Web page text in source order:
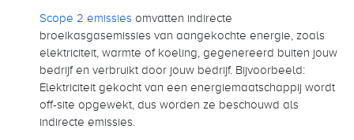
Scope 2 emissies omvatten indirecte
broeikasgasemissies van aangekochte energie, zoals
elektriciteit, warmte of koeling, gegenereerd buiten jouw
bedrijf en verbruikt door jouw bedrijf. Bijvoorbeeld:
Elektriciteit gekocht van een energiemaatschappij wordt
off-site opgewekt, dus worden ze beschouwd als
indirecte emissies.